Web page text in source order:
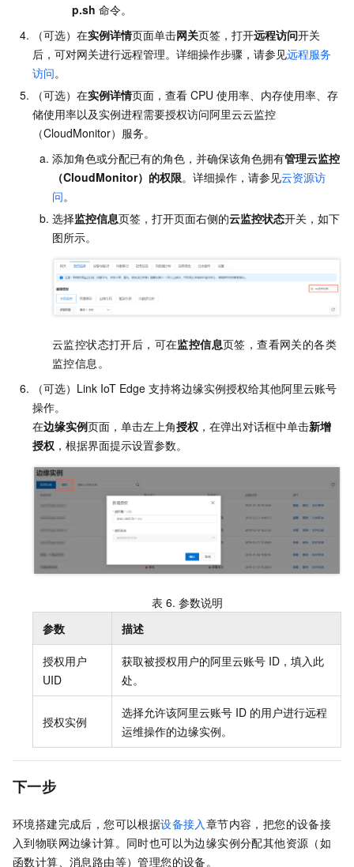
p.sh 命令。
（可选）在实例详情页面单击网关页签，打开远程访问开关
后，可对网关进行远程管理。详细操作步骤，请参见远程服务
访问。
（可选）在实例详情页面，查看 CPU 使用率、内存使用率、存
储使用率以及实例进程需要授权访问阿里云云监控
（CloudMonitor）服务。
添加角色或分配已有的角色，并确保该角色拥有管理云监控
（CloudMonitor）的权限。详细操作，请参见云资源访
问。
选择监控信息页签，打开页面右侧的云监控状态开关，如下
图所示。
云监控状态打开后，可在监控信息页签，查看网关的各类
监控信息。
（可选）Link IoT Edge 支持将边缘实例授权给其他阿里云账号
操作。
在边缘实例页面，单击左上角授权 ，在弹出对话框中单击新增
授权 ，根据界面提示设置参数。
表 6. 参数说明
参数
描述
授权用户
UID
获取被授权用户的阿里云账号 ID，填入此
处。
授权实例
选择允许该阿里云账号 ID 的用户进行远程
运维操作的边缘实例。
下一步
环境搭建完成后，您可以根据设备接入 章节内容，把您的设备接
入到物联网边缘计算。同时也可以为边缘实例分配其他资源（如
函数计算、消息路由等）管理您的设备。